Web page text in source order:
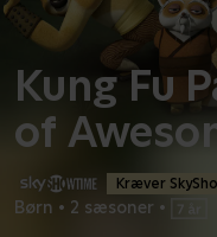
Kung Fu
of
Kræver
Børn • 2 sæsoner •